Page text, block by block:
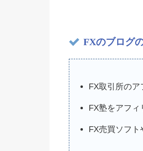
FXのブログ
FX取引所の
FX塾をアフ
FX売買ソフ